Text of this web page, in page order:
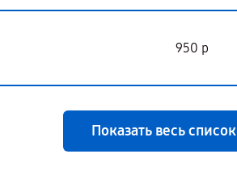
950 р
Показать весь список